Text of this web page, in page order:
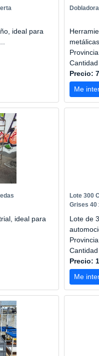
ideal para
Precio:
Me
ideal para
Lote 300
Grises 40
Lote de
Precio:
Me